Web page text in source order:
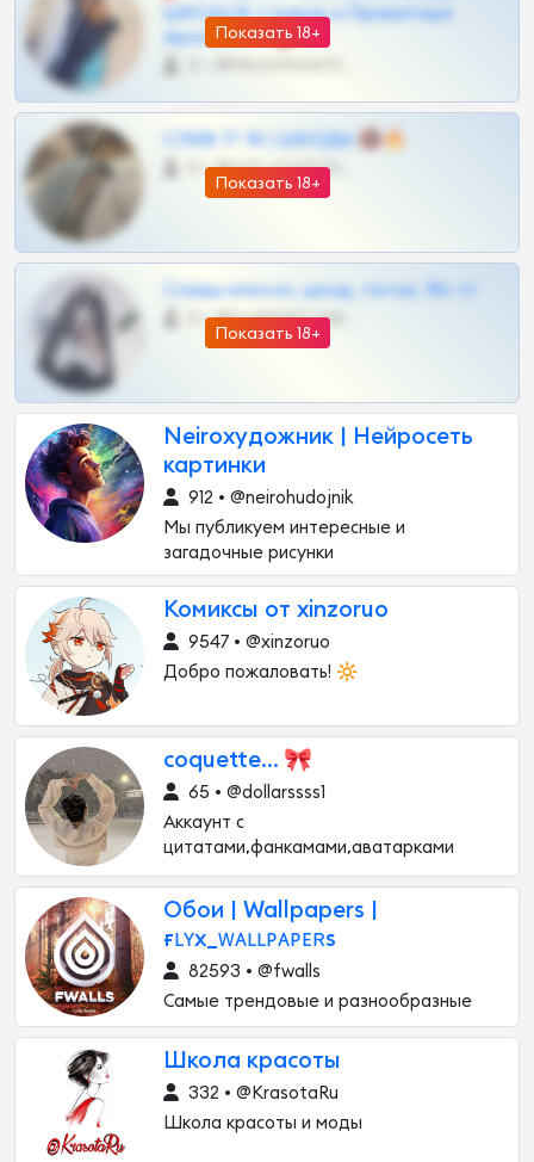
Показать 18+
ШКОДОВ Сливов и Приватных
Архивов ТГ 🔞💎
Показать 18+
СЛИВ ТГ 18 | ШКОДЫ 🔞🔥
0 •
Показать 18+
Сливы вписок, шкод, теток, 18+ тг
0 •
Neirохудожник | Нейросеть
картинки
912 • @neirohudojnik
Мы публикуем интересные и
загадочные рисунки
Комиксы от xinzoruo
9547 • @xinzoruo
Добро пожаловать! 🔆
coquette... 🎀
65 • @dollarssss1
Аккаунт с
цитатами,фанкамами,аватарками
Обои | Wallpapers |
ғʟʏx_ᴡᴀʟʟᴘᴀᴘᴇʀs
82593 • @fwalls
Самые трендовые и разнообразные
Школа красоты
332 • @KrasotaRu
Школа красоты и моды